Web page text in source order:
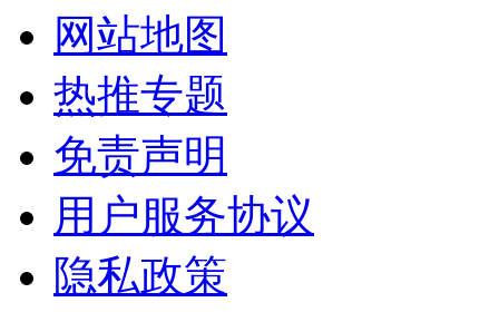
网站地图
热推专题
免责声明
用户服务协议
隐私政策